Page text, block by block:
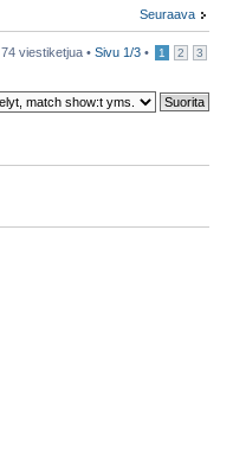
Seuraava
74 viestiketjua • Sivu 1/3 • 1 2 3